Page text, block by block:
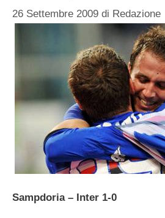
26 Settembre 2009 di Redazione
Sampdoria – Inter 1-0